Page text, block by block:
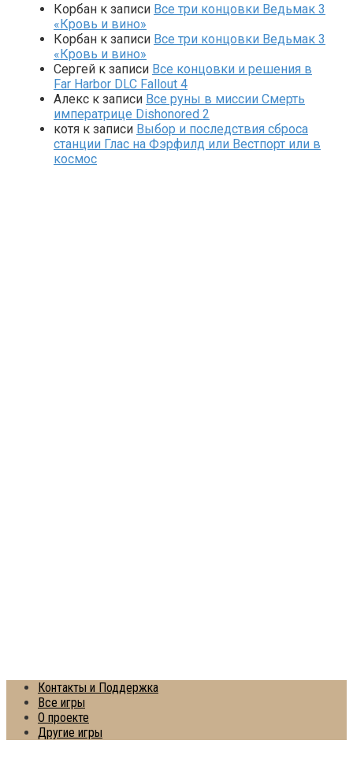
Корбан к записи Все три концовки Ведьмак 3
«Кровь и вино»
Корбан к записи Все три концовки Ведьмак 3
«Кровь и вино»
Сергей к записи Все концовки и решения в
Far Harbor DLC Fallout 4
Алекс к записи Все руны в миссии Смерть
императрице Dishonored 2
котя к записи Выбор и последствия сброса
станции Глас на Фэрфилд или Вестпорт или в
космос
Контакты и Поддержка
Все игры
О проекте
Другие игры